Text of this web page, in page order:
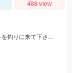
488 view
旬の絶品イサキが連日絶好調です！脂のりのりイサキを釣りに来て下さいね。チャンスですよ